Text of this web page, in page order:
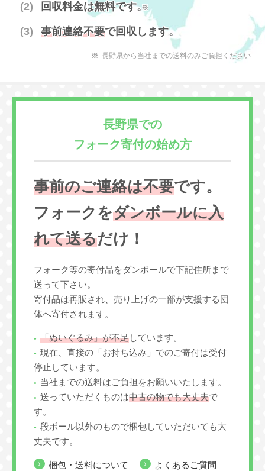
回収料金は無料です。
※
事前連絡不要で回収します。
長野県から当社までの送料のみご負担ください
長野県での
フォーク寄付の始め方
事前のご連絡は不要です。
フォークをダンボールに入
れて送るだけ！
フォーク等の寄付品をダンボールで下記住所まで
送って下さい。
寄付品は再販され、売り上げの一部が支援する団
体へ寄付されます。
「ぬいぐるみ」が不足しています。
現在、直接の「お持ち込み」でのご寄付は受付
停止しています。
当社までの送料はご負担をお願いいたします。
送っていただくものは中古の物でも大丈夫で
す。
段ボール以外のもので梱包していただいても大
丈夫です。
梱包・送料について
よくあるご質問